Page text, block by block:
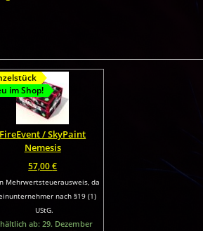
im Shop!
FireEvent / SkyPaint
Nemesis
57,00€
Mehrwertsteuerausweis, da
nach §19 (1)
UStG.
ab: 29. Dezember